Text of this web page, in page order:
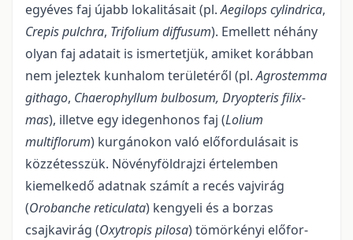
egyéves faj újabb lokalitásait (pl.Aegilops cylindrica,
Crepis pulchra, Trifolium diffusum). Emellett néhány
olyan faj adatait is ismertetjük, amiket korábban
nem jeleztek kunhalom területéről (pl.Agrostemma
githago, Chae­rophyllum bulbosum, Dryopteris filix-
mas), illetve egy idegenhonos faj (Lolium
multiflorum) kurgánokon való előfordulásait is
közzétesszük. Növényföldrajzi értelemben
kiemelkedő adatnak számít a recés vajvirág
(Orobanche reticulata) kengyeli és a borzas
csajkavirág (Oxytropis pilosa) tömörkényi előfor­